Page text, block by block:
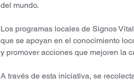
del mundo.
Los programas locales de Signos
que se apoyan en el conocimiento
y promover acciones que mejoren la
A través de esta iniciativa, se